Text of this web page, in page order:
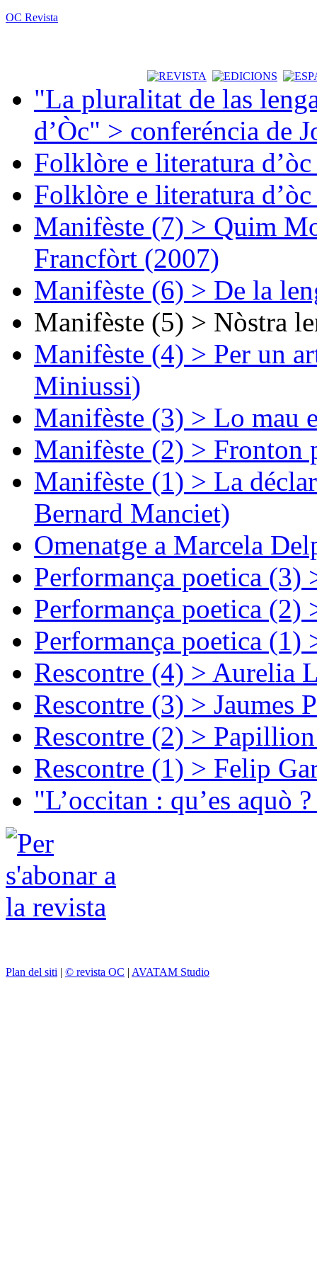
OC Revista
"La pluralitat de las
d’Òc" > conferéncia de
Folklòre e literatura
Folklòre e literatura
Manifèste (7) > Quim
Francfòrt (2007)
Manifèste (6) > De la
Manifèste (5) > Nòstra
Manifèste (4) > Per un
Miniussi)
Manifèste (3) > Lo mau
Manifèste (2) > Fronton
Manifèste (1) > La
Bernard Manciet)
Omenatge a Marcela
Performança poetica (3)
Performança poetica (2)
Performança poetica (1)
Rescontre (4) > Aurelia
Rescontre (3) > Jaumes
Rescontre (2) >
Rescontre (1) > Felip
"L’occitan : qu’es aquò
Plan del siti | © revista OC | AVATAM Studio